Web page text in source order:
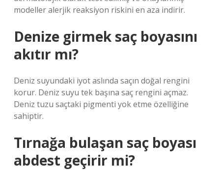
modeller alerjik reaksiyon riskini en aza indirir.
Denize girmek saç boyasını
akıtır mı?
Deniz suyundaki iyot aslında saçın doğal rengini
korur. Deniz suyu tek başına saç rengini açmaz.
Deniz tuzu saçtaki pigmenti yok etme özelliğine
sahiptir.
Tırnağa bulaşan saç boyası
abdest geçirir mi?